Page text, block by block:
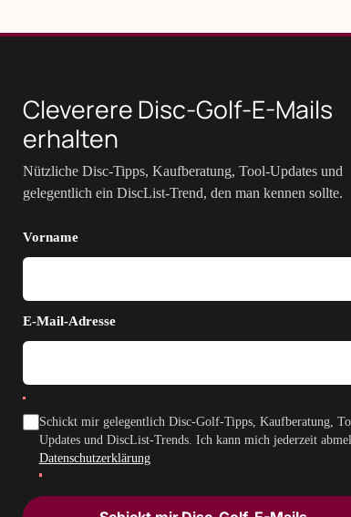
Cleverere Disc-Golf-E-Mails
erhalten
Nützliche Disc-Tipps, Kaufberatung, Tool-Updates und
gelegentlich ein DiscList-Trend, den man kennen sollte.
Vorname
E-Mail-Adresse
Schickt mir gelegentlich Disc-Golf-Tipps, Kaufberatung,
Updates und DiscList-Trends. Ich kann mich jederzeit
Datenschutzerklärung